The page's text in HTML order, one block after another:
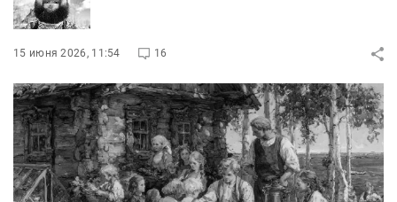
15 июня 2026, 11:54 16